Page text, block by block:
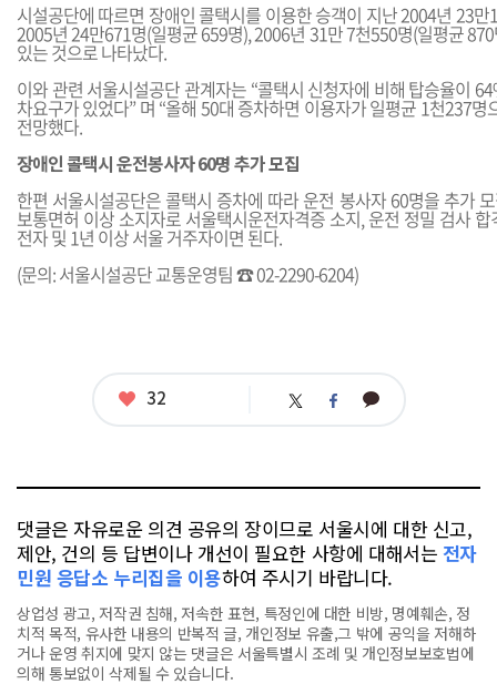
시설공단에 따르면 장애인 콜택시를 이용한 승객이 지난 2004년 23
2005년 24만671명(일평균 659명), 2006년 31만 7천550명(일평균
있는 것으로 나타났다.
이와 관련 서울시설공단 관계자는 “콜택시 신청자에 비해 탑승율이
차요구가 있었다” 며 “올해 50대 증차하면 이용자가 일평균 1천237명
전망했다.
장애인 콜택시 운전봉사자 60명 추가 모집
한편 서울시설공단은 콜택시 증차에 따라 운전 봉사자 60명을 추가
보통면허 이상 소지자로 서울택시운전자격증 소지, 운전 정밀 검사
전자 및 1년 이상 서울 거주자이면 된다.
(문의: 서울시설공단 교통운영팀 ☎ 02-2290-6204)
좋
32 트 페 카
댓글은 자유로운 의견 공유의 장이므로 서울시에 대한 신고,
제안, 건의 등 답변이나 개선이 필요한 사항에 대해서는 전자
민원 응답소 누리집을 이용하여 주시기 바랍니다.
상업성 광고, 저작권 침해, 저속한 표현, 특정인에 대한 비방, 명예훼손, 정
치적 목적, 유사한 내용의 반복적 글, 개인정보 유출,그 밖에 공익을 저해하
거나 운영 취지에 맞지 않는 댓글은 서울특별시 조례 및 개인정보보호법에
의해 통보없이 삭제될 수 있습니다.